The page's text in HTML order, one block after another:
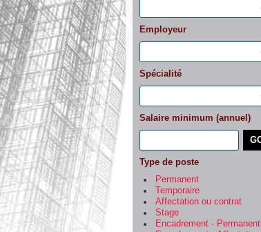
Employeur
Spécialité
Salaire minimum (annuel)
Type de poste
Permanent
Temporaire
Affectation ou contrat
Stage
Encadrement - Permanent